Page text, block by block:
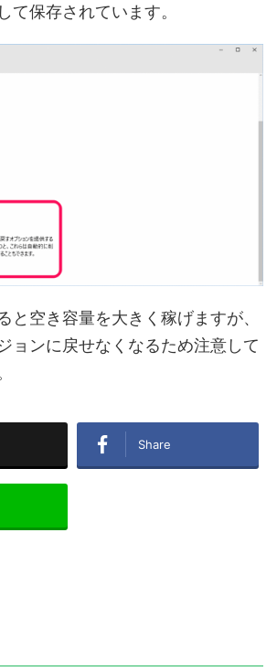
て保存されています。
空き容量を大きく稼げますが、
ョンに戻せなくなるため注意して
Share